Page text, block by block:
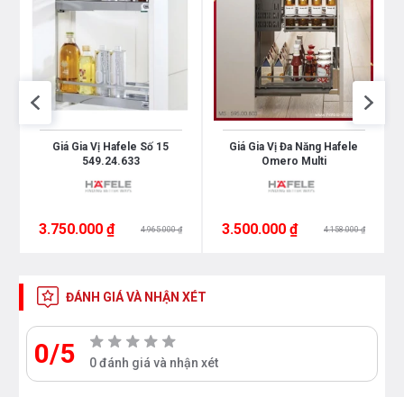
Giá Gia Vị Hafele Số 15
549.24.633
3.750.000 ₫ 4.965.000 ₫
Giá Gia Vị Đa Năng Hafele
Omero Multi
3.500.000 ₫ 4.158.000 ₫
ĐÁNH GIÁ VÀ NHẬN XÉT
0/5 0 đánh giá và nhận xét